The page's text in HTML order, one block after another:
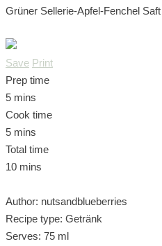
Grüner Sellerie-Apfel-Fenchel Saft
Save Print
Prep time
5 mins
Cook time
5 mins
Total time
10 mins
Author: nutsandblueberries
Recipe type: Getränk
Serves: 75 ml